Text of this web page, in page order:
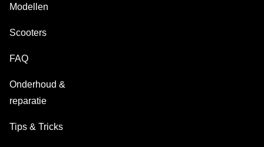
Modellen
Scooters
FAQ
Onderhoud &
reparatie
Tips & Tricks